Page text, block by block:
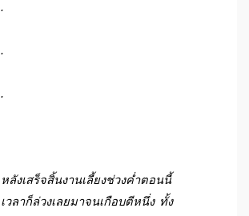
.
.
.
หลังเสร็จสิ้นงานเลี้ยงช่วงค่ำตอนนี้
เวลาก็ล่วงเลยมาจนเกือบตีหนึ่ง ทั้ง